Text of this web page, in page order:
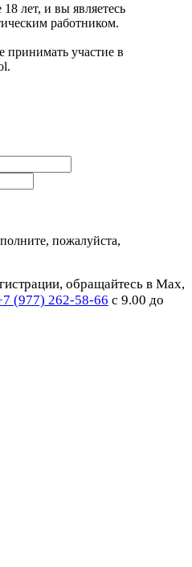
лет, и вы являетесь
работником.
принимать участие в
пожалуйста,
обращайтесь в Max,
(977) 262-58-66 с 9.00 до